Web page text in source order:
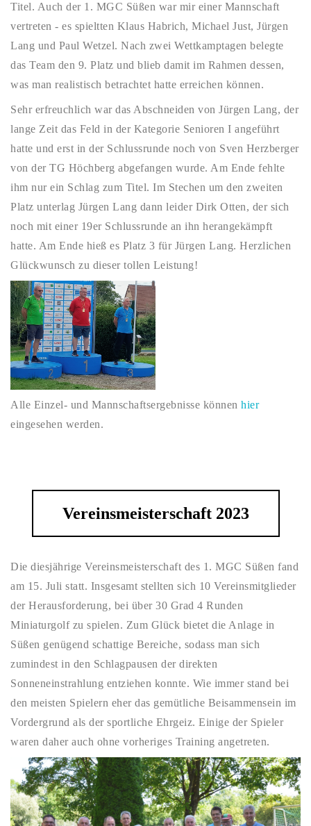
Titel. Auch der 1. MGC Süßen war mir einer Mannschaft
vertreten - es spieltten Klaus Habrich, Michael Just, Jürgen
Lang und Paul Wetzel. Nach zwei Wettkamptagen belegte
das Team den 9. Platz und blieb damit im Rahmen dessen,
was man realistisch betrachtet hatte erreichen können.
Sehr erfreuchlich war das Abschneiden von Jürgen Lang, der
lange Zeit das Feld in der Kategorie Senioren I angeführt
hatte und erst in der Schlussrunde noch von Sven Herzberger
von der TG Höchberg abgefangen wurde. Am Ende fehlte
ihm nur ein Schlag zum Titel. Im Stechen um den zweiten
Platz unterlag Jürgen Lang dann leider Dirk Otten, der sich
noch mit einer 19er Schlussrunde an ihn herangekämpft
hatte. Am Ende hieß es Platz 3 für Jürgen Lang. Herzlichen
Glückwunsch zu dieser tollen Leistung!
Alle Einzel- und Mannschaftsergebnisse können hier
eingesehen werden.
Vereinsmeisterschaft 2023
Die diesjährige Vereinsmeisterschaft des 1. MGC Süßen fand
am 15. Juli statt. Insgesamt stellten sich 10 Vereinsmitglieder
der Herausforderung, bei über 30 Grad 4 Runden
Miniaturgolf zu spielen. Zum Glück bietet die Anlage in
Süßen genügend schattige Bereiche, sodass man sich
zumindest in den Schlagpausen der direkten
Sonneneinstrahlung entziehen konnte. Wie immer stand bei
den meisten Spielern eher das gemütliche Beisammensein im
Vordergrund als der sportliche Ehrgeiz. Einige der Spieler
waren daher auch ohne vorheriges Training angetreten.